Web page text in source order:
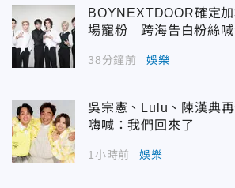
BOYNEXTDOOR確定
場寵粉 跨海告白粉絲喊
38分鐘前 娛樂
吳宗憲、Lulu、陳漢典
嗨喊：我們回來了
1小時前 娛樂